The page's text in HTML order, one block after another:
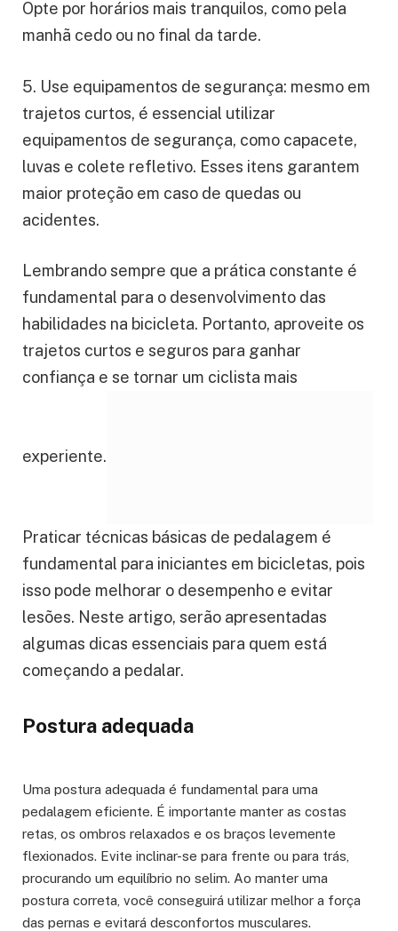
Opte por horários mais tranquilos, como pela
manhã cedo ou no final da tarde.
5. Use equipamentos de segurança: mesmo em
trajetos curtos, é essencial utilizar
equipamentos de segurança, como capacete,
luvas e colete refletivo. Esses itens garantem
maior proteção em caso de quedas ou
acidentes.
Lembrando sempre que a prática constante é
fundamental para o desenvolvimento das
habilidades na bicicleta. Portanto, aproveite os
trajetos curtos e seguros para ganhar
confiança e se tornar um ciclista mais
experiente.
Praticar técnicas básicas de pedalagem é
fundamental para iniciantes em bicicletas, pois
isso pode melhorar o desempenho e evitar
lesões. Neste artigo, serão apresentadas
algumas dicas essenciais para quem está
começando a pedalar.
Postura adequada
Uma postura adequada é fundamental para uma
pedalagem eficiente. É importante manter as costas
retas, os ombros relaxados e os braços levemente
flexionados. Evite inclinar-se para frente ou para trás,
procurando um equilíbrio no selim. Ao manter uma
postura correta, você conseguirá utilizar melhor a força
das pernas e evitará desconfortos musculares.